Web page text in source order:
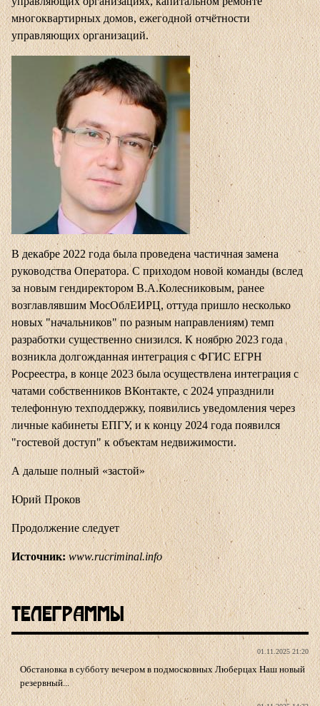
многоквартирных домов, ежегодной отчётности
управляющих организаций.
В декабре 2022 года была проведена частичная замена
руководства Оператора. С приходом новой команды (вслед
за новым гендиректором В.А.Колесниковым, ранее
возглавлявшим МосОблЕИРЦ, оттуда пришло несколько
новых "начальников" по разным направлениям) темп
разработки существенно снизился. К ноябрю 2023 года
возникла долгожданная интеграция с ФГИС ЕГРН
Росреестра, в конце 2023 была осуществлена интеграция с
чатами собственников ВКонтакте, с 2024 упразднили
телефонную техподдержку, появились уведомления через
личные кабинеты ЕПГУ, и к концу 2024 года появился
"гостевой доступ" к объектам недвижимости.
А дальше полный «застой»
Юрий Проков
Продолжение следует
Источник: www.rucriminal.info
Телеграммы
01.11.2025 21:20
Обстановка в субботу вечером в подмосковных Люберцах Наш новый
резервный...